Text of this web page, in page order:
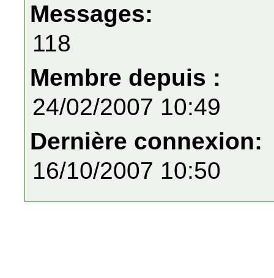
Messages:
118
Membre depuis :
24/02/2007 10:49
Dernière connexion:
16/10/2007 10:50